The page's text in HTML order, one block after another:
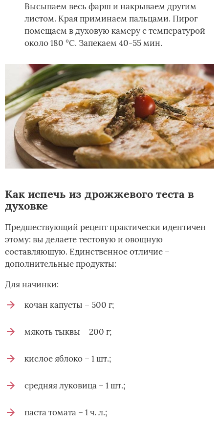
Высыпаем весь фарш и накрываем другим
листом. Края приминаем пальцами. Пирог
помещаем в духовую камеру с температурой
около 180 °С. Запекаем 40-55 мин.
Как испечь из дрожжевого теста в
духовке
Предшествующий рецепт практически идентичен
этому: вы делаете тестовую и овощную
составляющую. Единственное отличие –
дополнительные продукты:
Для начинки:
кочан капусты – 500 г;
мякоть тыквы – 200 г;
кислое яблоко – 1 шт.;
средняя луковица – 1 шт.;
паста томата – 1 ч. л.;